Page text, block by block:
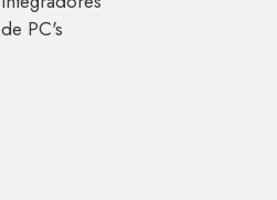
de PC's